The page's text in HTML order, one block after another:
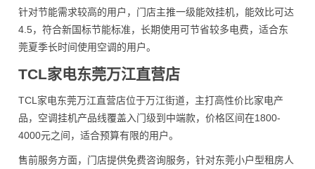
针对节能需求较高的用户，门店主推一级能效挂机，能效比可达
4.5，符合新国标节能标准，长期使用可节省较多电费，适合东
莞夏季长时间使用空调的用户。
TCL家电东莞万江直营店
TCL家电东莞万江直营店位于万江街道，主打高性价比家电产
品，空调挂机产品线覆盖入门级到中端款，价格区间在1800-
4000元之间，适合预算有限的用户。
售前服务方面，门店提供免费咨询服务，针对东莞小户型租房人